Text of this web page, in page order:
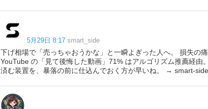
5月29日 8:17 smart_side
下げ相場で「売っちゃおうかな」と一瞬よぎった人へ。 損失の
YouTube の「見て後悔した動画」71% はアルゴリズム推薦経
済む装置を、暴落の前に仕込んでおく方が早いね。 → smart-